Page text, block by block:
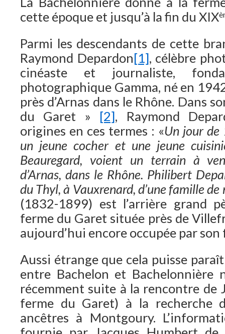
cette époque et jusqu’à la fin du XIX
Parmi les descendants de cette
Raymond Depardon[1], célèbre
cinéaste et journaliste,
photographique Gamma, né en
près d’Arnas dans le Rhône. Dans
du Garet » [2], Raymond
origines en ces termes : «Un jour de
un jeune cocher et une jeune
Beauregard, voient un terrain à
d’Arnas, dans le Rhône. Philibert
du Thyl, à Vauxrenard, d’une famille
(1832-1899) est l’arrière grand
ferme du Garet située près de
aujourd’hui encore occupée par son
Aussi étrange que cela puisse
entre Bachelon et Bachelonnière
récemment suite à la rencontre de
ferme du Garet) à la recherche
ancêtres à Montgoury.